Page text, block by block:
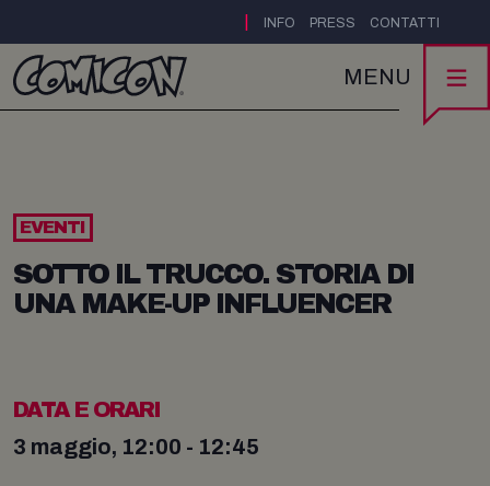
INFO PRESS CONTATTI
MENU
EVENTI
SOTTO IL TRUCCO. STORIA DI
UNA MAKE-UP INFLUENCER
DATA E ORARI
3 maggio, 12:00 - 12:45